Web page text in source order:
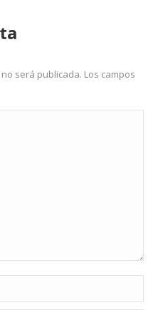
será publicada. Los campos